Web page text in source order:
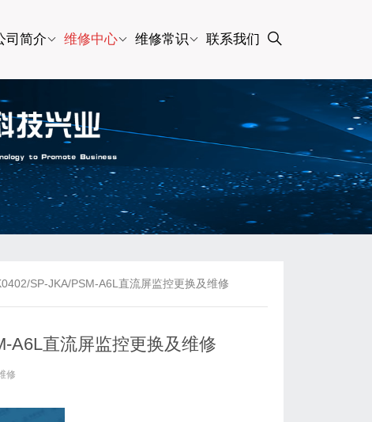
司简介 维修中心 维修常识 联系我们
SP-JKA/PSM-A6L直流屏监控更换及维修
A6L直流屏监控更换及维修
修